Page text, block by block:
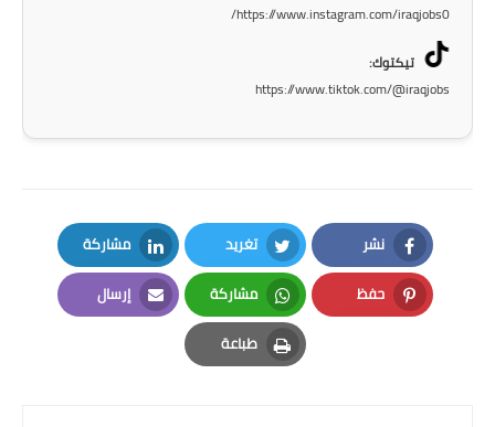
اخبار وقرارات وزارة التعليم
العالي
استمارة القبول المركزي
نتائج القبول المركزي
https://www.instagram.com/iraqjobs0/
تيكتوك:
https://www.tiktok.com/@iraqjobs
نشر
Facebook
تغريد
Twitter
مشاركة
LinkedIn
حفظ
Pinterest
مشاركة
Whatsapp
إرسال
Email
طباعة
Print